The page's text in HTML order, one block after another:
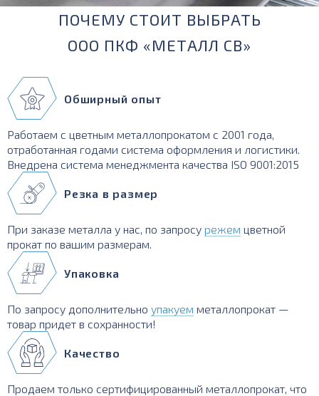
ПОЧЕМУ СТОИТ ВЫБРАТЬ
ООО ПКФ «МЕТАЛЛ СВ»
Обширный опыт
Работаем с цветным металлопрокатом с 2001 года,
отработанная годами система оформления и логистики.
Внедрена система менеджмента качества ISO 9001:2015
Резка в размер
При заказе металла у нас, по запросу режем цветной
прокат по вашим размерам.
Упаковка
По запросу дополнительно упакуем металлопрокат —
товар придет в сохранности!
Качество
Продаем только сертифицированный металлопрокат, что